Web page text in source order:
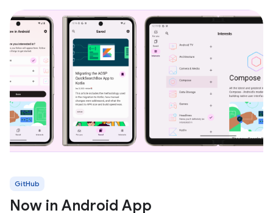
GitHub
Now in Android App